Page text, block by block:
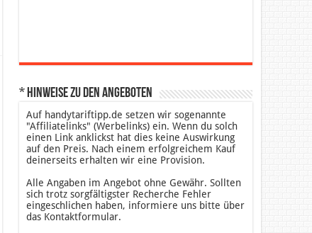
* Hinweise zu den Angeboten
Auf handytariftipp.de setzen wir sogenannte
"Affiliatelinks" (Werbelinks) ein. Wenn du solch
einen Link anklickst hat dies keine Auswirkung
auf den Preis. Nach einem erfolgreichem Kauf
deinerseits erhalten wir eine Provision.
Alle Angaben im Angebot ohne Gewähr. Sollten
sich trotz sorgfältigster Recherche Fehler
eingeschlichen haben, informiere uns bitte über
das Kontaktformular.